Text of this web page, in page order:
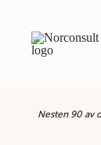
Nesten 90 av